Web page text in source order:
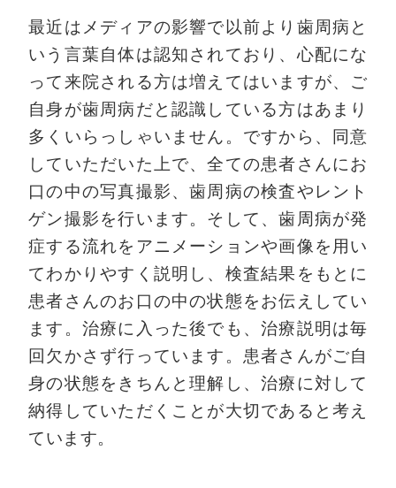
最近はメディアの影響で以前より歯周病と
いう言葉自体は認知されており、心配にな
って来院される方は増えてはいますが、ご
自身が歯周病だと認識している方はあまり
多くいらっしゃいません。ですから、同意
していただいた上で、全ての患者さんにお
口の中の写真撮影、歯周病の検査やレント
ゲン撮影を行います。そして、歯周病が発
症する流れをアニメーションや画像を用い
てわかりやすく説明し、検査結果をもとに
患者さんのお口の中の状態をお伝えしてい
ます。治療に入った後でも、治療説明は毎
回欠かさず行っています。患者さんがご自
身の状態をきちんと理解し、治療に対して
納得していただくことが大切であると考え
ています。